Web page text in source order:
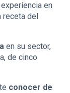
en
receta del
en su sector,
de cinco
conocer de